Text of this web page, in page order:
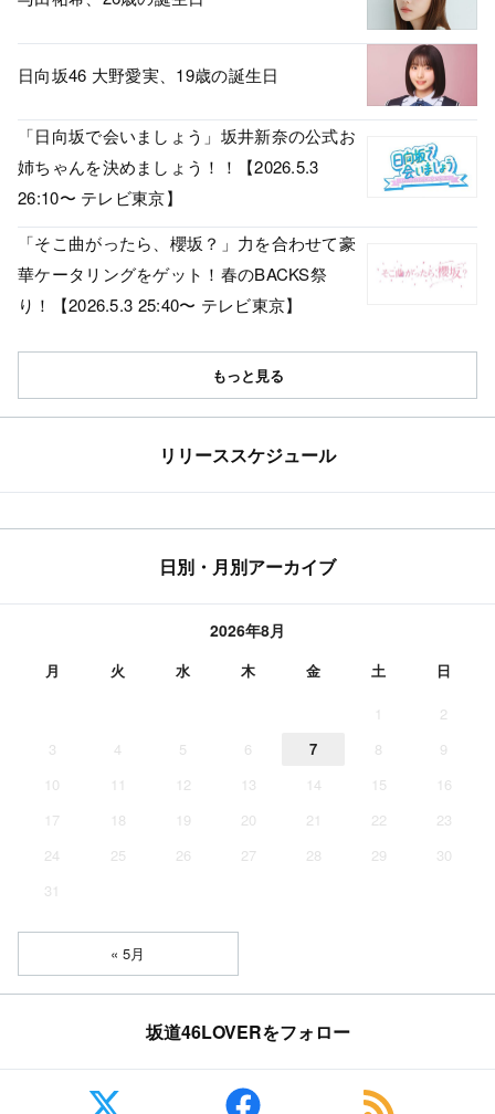
日向坂46 大野愛実、19歳の誕生日
「日向坂で会いましょう」坂井新奈の公式お
姉ちゃんを決めましょう！！【2026.5.3
26:10〜 テレビ東京】
「そこ曲がったら、櫻坂？」力を合わせて豪
華ケータリングをゲット！春のBACKS祭
り！【2026.5.3 25:40〜 テレビ東京】
もっと見る
リリーススケジュール
日別・月別アーカイブ
2026年8月
月 火 水 木 金 土 日
1
2
3
4 5 6 7 8
9
10
11 12 13 14 15
16
17
18 19 20 21 22
23
24
25 26 27 28 29
30
31
« 5月
坂道46LOVERをフォロー